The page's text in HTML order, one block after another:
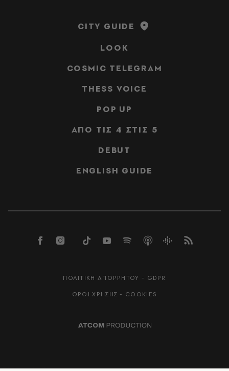
CITY GUIDE
LOOK
COSMIC TELEGRAM
THESS VOICE
POP UP
ΑΠΟ ΤΙΣ 4 ΣΤΙΣ 5
DEBUT
ENGLISH GUIDE
ΠΟΛΙΤΙΚΗ ΑΠΟΡΡΗΤΟΥ - GDPR
ΟΡΟΙ ΧΡΗΣΗΣ - COOKIES